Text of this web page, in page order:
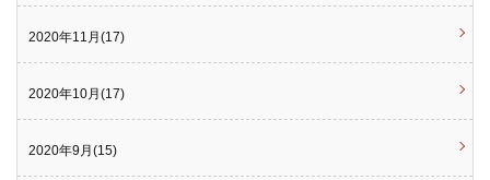
2020年11月(17)
2020年10月(17)
2020年9月(15)